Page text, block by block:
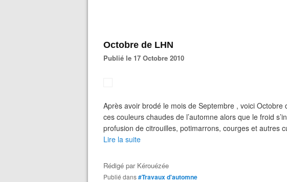
Octobre de LHN
Publié le 17 Octobre 2010
Après avoir brodé le mois de Septembre , voici Octobre
ces couleurs chaudes de l’automne alors que le froid
profusion de citrouilles, potimarrons, courges et autres
Lire la suite
Rédigé par Kérouézée
Publié dans#Travaux d'automne